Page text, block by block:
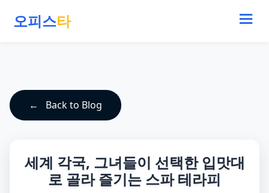
오피스타
Back to Blog
세계 각국, 그녀들이 선택한 입맛대
로 골라 즐기는 스파 테라피